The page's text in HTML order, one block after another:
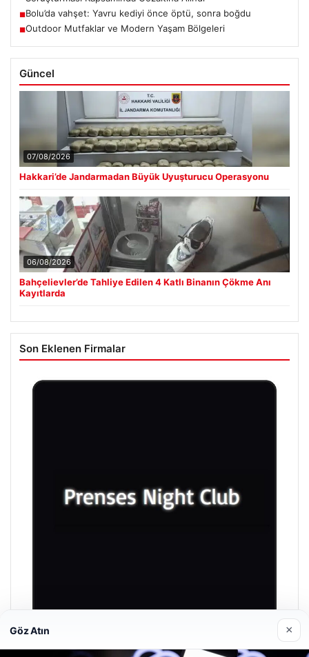
■Bolu’da vahşet: Yavru kediyi önce öptü, sonra boğdu
■Outdoor Mutfaklar ve Modern Yaşam Bölgeleri
Güncel
07/08/2026
Hakkari’de Jandarmadan Büyük Uyuşturucu Operasyonu
06/08/2026
Bahçelievler’de Tahliye Edilen 4 Katlı Binanın Çökme Anı
Kayıtlarda
Son Eklenen Firmalar
Prenses Night Club
Göz Atın ×